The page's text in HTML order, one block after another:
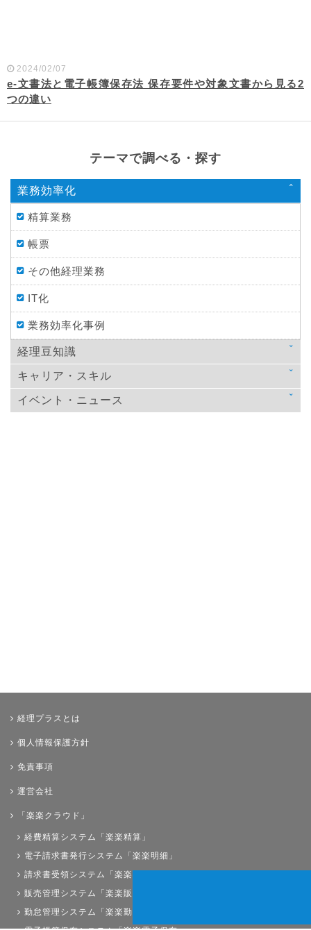
2024/02/07
e-文書法と電子帳簿保存法 保存要件や対象文書から見る2
つの違い
テーマで調べる・探す
業務効率化
精算業務
帳票
その他経理業務
IT化
業務効率化事例
経理豆知識
法律
税金
キャリア・スキル
スキルアップ
イベント・ニュース
経理プラスとは
個人情報保護方針
免責事項
運営会社
「楽楽クラウド」
経費精算システム「楽楽精算」
電子請求書発行システム「楽楽明細」
請求書受領システム「楽楽請求」
販売管理システム「楽楽販売」
勤怠管理システム「楽楽勤怠」